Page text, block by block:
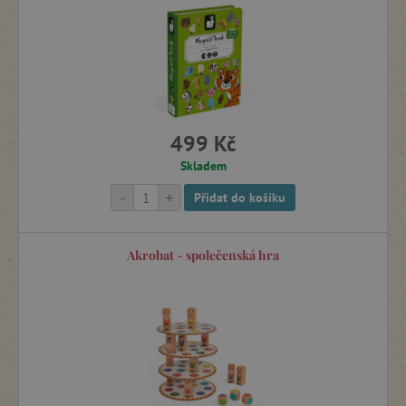
Puzzle, mozaiky a vkládačky
Hudební hračky
Motorické hry a hračky
Odrážedla, chodítka a motorické stolky
499 Kč
Skladem
+
- Přidat do košíku
Akrobat - společenská hra